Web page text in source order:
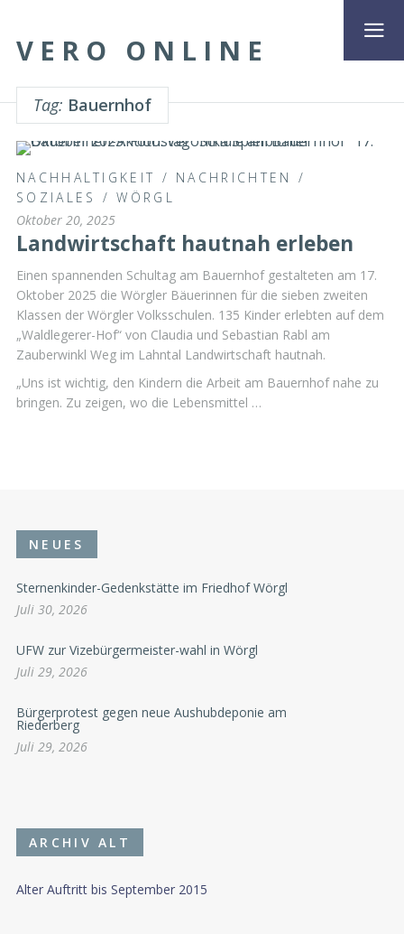
VERO ONLINE
Tag: Bauernhof
NACHHALTIGKEIT / NACHRICHTEN
/
SOZIALES
/WÖRGL
Oktober 20, 2025
Landwirtschaft hautnah erleben
Einen spannenden Schultag am Bauernhof gestalteten am 17.
Oktober 2025 die Wörgler Bäuerinnen für die sieben zweiten
Klassen der Wörgler Volksschulen. 135 Kinder erlebten auf dem
„Waldlegerer-Hof“ von Claudia und Sebastian Rabl am
Zauberwinkl Weg im Lahntal Landwirtschaft hautnah.
„Uns ist wichtig, den Kindern die Arbeit am Bauernhof nahe zu
bringen. Zu zeigen, wo die Lebensmittel …
NEUES
Sternenkinder-Gedenkstätte im Friedhof Wörgl
Juli 30, 2026
UFW zur Vizebürgermeister-wahl in Wörgl
Juli 29, 2026
Bürgerprotest gegen neue Aushubdeponie am
Riederberg
Juli 29, 2026
ARCHIV ALT
Alter Auftritt bis September 2015